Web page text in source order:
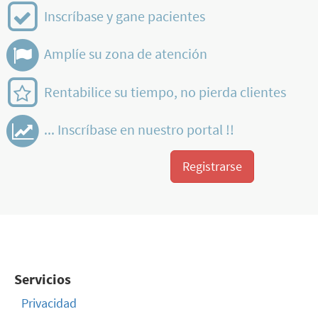
Inscríbase y gane pacientes
Amplíe su zona de atención
Rentabilice su tiempo, no pierda clientes
... Inscríbase en nuestro portal !!
Registrarse
Servicios
Privacidad